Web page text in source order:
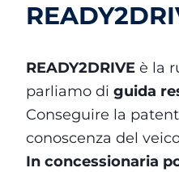
READY2DRIVE è la
parliamo di guida
Conseguire la
conoscenza del
In concessionaria